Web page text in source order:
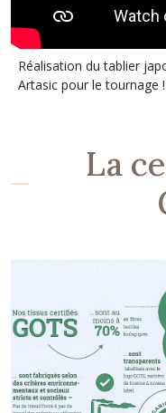
Réalisation du tablier
Artasic pour le tournage !
La